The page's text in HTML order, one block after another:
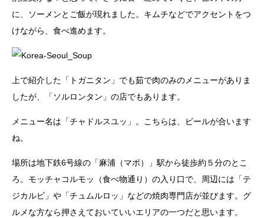
に、ソーメンとご飯が現れました。キムチなどでアクセントをつ
けながら、食べ進めます。
上で紹介した「トガニタン」でも茹で肉のみのメニューがありま
したが、「ソルロンタン」の店でもあります。
メニュー名は「チャドルスユッ」。こちらは、ビールが合います
ね。
場所は地下鉄6号線の「麻浦（マポ）」駅から徒歩約５分のとこ
ろ。モッチャコルモッ（食べ物通り）の入り口で、周辺には「テ
ジカルビ」や「チュムルロッ」などの焼肉専門店が並びます。グ
ルメな方なら押さえておいていいエリアの一つだと思います。